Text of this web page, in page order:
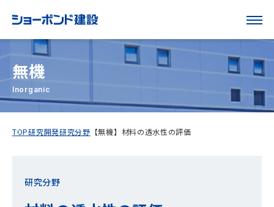
無機
Inorganic
TOP研究開発研究分野 【無機】材料の透水性の評価
研究分野